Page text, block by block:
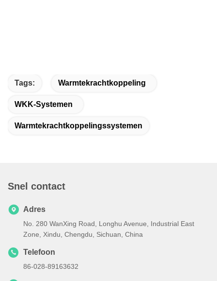
Tags: Warmtekrachtkoppeling
WKK-Systemen
Warmtekrachtkoppelingssystemen
Snel contact
Adres
No. 280 WanXing Road, Longhu Avenue, Industrial East
Zone, Xindu, Chengdu, Sichuan, China
Telefoon
86-028-89163632